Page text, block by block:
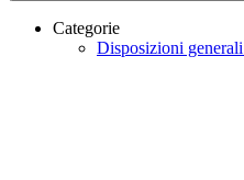
Categorie
Disposizioni generali